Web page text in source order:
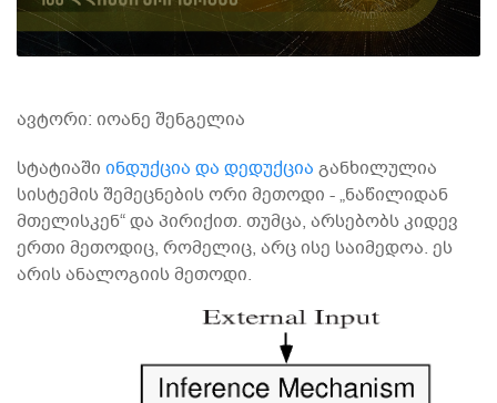
ავტორი: იოანე შენგელია
სტატიაში ინდუქცია და დედუქცია განხილულია
სისტემის შემეცნების ორი მეთოდი - „ნაწილიდან
მთელისკენ“ და პირიქით. თუმცა, არსებობს კიდევ
ერთი მეთოდიც, რომელიც, არც ისე საიმედოა. ეს
არის ანალოგიის მეთოდი.